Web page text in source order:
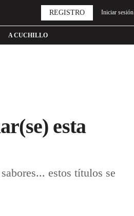
A CUCHILLO
REGISTRO Iniciar sesión
esta
estos títulos se